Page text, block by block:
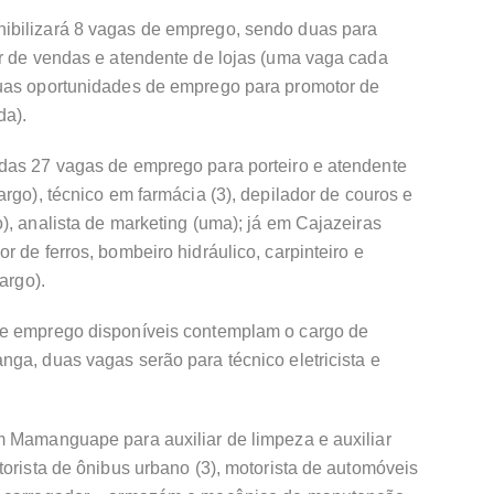
8 vagas de emprego, sendo duas para
vendas e atendente de lojas (uma vaga cada
oportunidades de emprego para promotor de
27 vagas de emprego para porteiro e atendente
técnico em farmácia (3), depilador de couros e
analista de marketing (uma); já em Cajazeiras
de ferros, bombeiro hidráulico, carpinteiro e
emprego disponíveis contemplam o cargo de
duas vagas serão para técnico eletricista e
Mamanguape para auxiliar de limpeza e auxiliar
de ônibus urbano (3), motorista de automóveis